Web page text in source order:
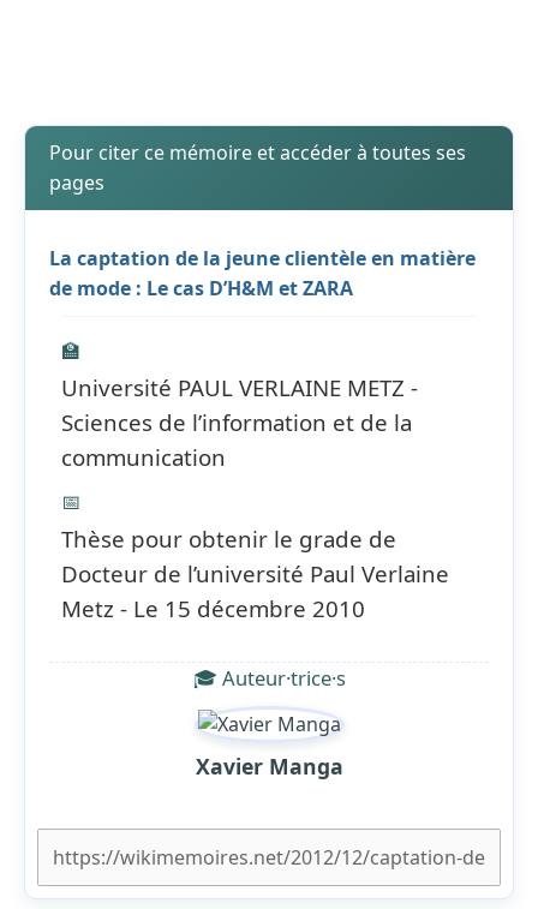
Pour citer ce mémoire et accéder à toutes ses
pages
La captation de la jeune clientèle en matière
de mode : Le cas D’H&M et ZARA
🏫
Université PAUL VERLAINE METZ -
Sciences de l’information et de la
communication
📅
Thèse pour obtenir le grade de
Docteur de l’université Paul Verlaine
Metz - Le 15 décembre 2010
🎓 Auteur·trice·s
Xavier Manga